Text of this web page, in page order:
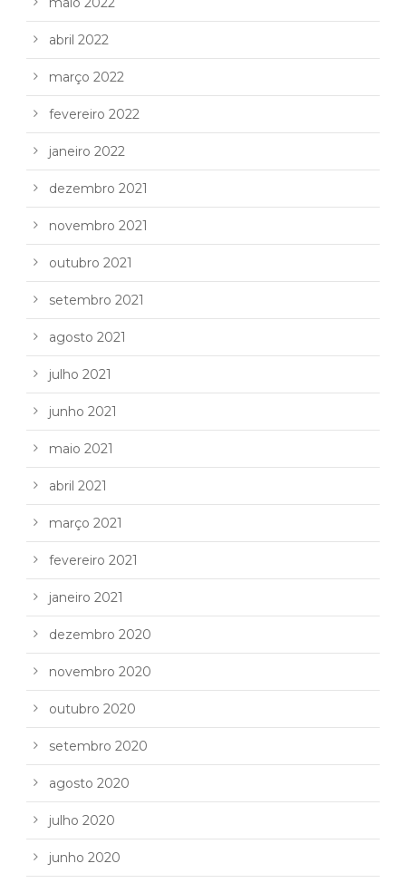
abril 2022
março 2022
fevereiro 2022
janeiro 2022
dezembro 2021
novembro 2021
outubro 2021
setembro 2021
agosto 2021
julho 2021
junho 2021
maio 2021
abril 2021
março 2021
fevereiro 2021
janeiro 2021
dezembro 2020
novembro 2020
outubro 2020
setembro 2020
agosto 2020
julho 2020
junho 2020